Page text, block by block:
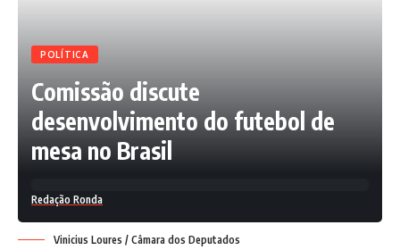
POLÍTICA
Comissão discute
desenvolvimento do futebol de
mesa no Brasil
Redação Ronda
Vinicius Loures / Câmara dos Deputados